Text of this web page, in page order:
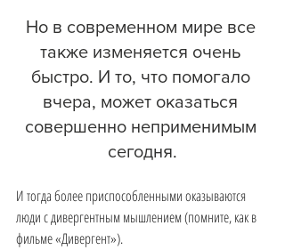
Но в современном мире все
также изменяется очень
быстро. И то, что помогало
вчера, может оказаться
совершенно неприменимым
сегодня.
И тогда более приспособленными оказываются
люди с дивергентным мышлением (помните, как в
фильме «Дивергент»).